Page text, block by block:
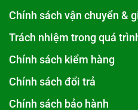
Chính sách vận chuyển &
Trách nhiệm trong quá
Chính sách kiểm hàng
Chính sách đổi trả
Chính sách bảo hành